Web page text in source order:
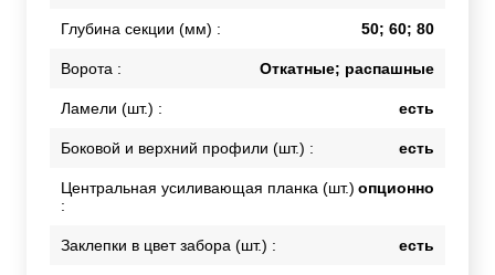
Глубина секции (мм) : 50; 60; 80
Ворота : Откатные; распашные
Ламели (шт.) : есть
Боковой и верхний профили (шт.) : есть
Центральная усиливающая планка (шт.)
:
опционно
Заклепки в цвет забора (шт.) : есть